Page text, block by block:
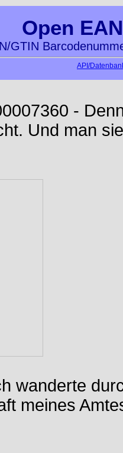
Open
GTIN
API/
-
Und man
wanderte
meines